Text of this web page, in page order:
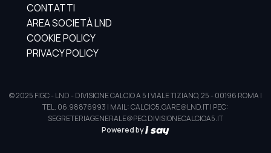
CONTATTI
AREA SOCIETÀ LND
COOKIE POLICY
PRIVACY POLICY
© 2025 FIGC - LND - DIVISIONE CALCIO A 5 | VIALE TIZIANO, 25 - 00196 ROMA |
TEL. 06.98876993 | MAIL: CALCIO5.GARE@LND.IT | PEC:
SEGRETERIAGENERALE@PEC.DIVISIONECALCIOA5.IT
Powered by